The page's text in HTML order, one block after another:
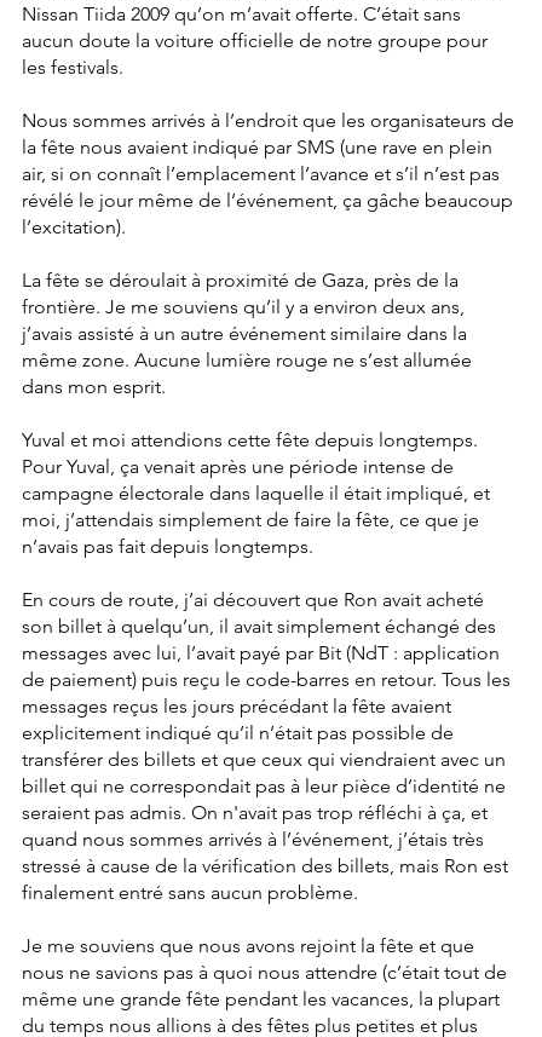
Nissan Tiida 2009 qu’on m’avait offerte. C’était sans
aucun doute la voiture officielle de notre groupe pour
les festivals.
Nous sommes arrivés à l’endroit que les organisateurs de
la fête nous avaient indiqué par SMS (une rave en plein
air, si on connaît l’emplacement l’avance et s’il n’est pas
révélé le jour même de l’événement, ça gâche beaucoup
l’excitation).
La fête se déroulait à proximité de Gaza, près de la
frontière. Je me souviens qu’il y a environ deux ans,
j’avais assisté à un autre événement similaire dans la
même zone. Aucune lumière rouge ne s’est allumée
dans mon esprit.
Yuval et moi attendions cette fête depuis longtemps.
Pour Yuval, ça venait après une période intense de
campagne électorale dans laquelle il était impliqué, et
moi, j’attendais simplement de faire la fête, ce que je
n’avais pas fait depuis longtemps.
En cours de route, j’ai découvert que Ron avait acheté
son billet à quelqu’un, il avait simplement échangé des
messages avec lui, l’avait payé par Bit (NdT : application
de paiement) puis reçu le code-barres en retour. Tous les
messages reçus les jours précédant la fête avaient
explicitement indiqué qu’il n’était pas possible de
transférer des billets et que ceux qui viendraient avec un
billet qui ne correspondait pas à leur pièce d’identité ne
seraient pas admis. On n'avait pas trop réfléchi à ça, et
quand nous sommes arrivés à l’événement, j’étais très
stressé à cause de la vérification des billets, mais Ron est
finalement entré sans aucun problème.
Je me souviens que nous avons rejoint la fête et que
nous ne savions pas à quoi nous attendre (c’était tout de
même une grande fête pendant les vacances, la plupart
du temps nous allions à des fêtes plus petites et plus